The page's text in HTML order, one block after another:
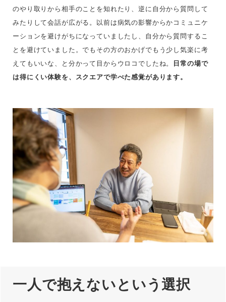
のやり取りから相手のことを知れたり、逆に自分から質問して
みたりして会話が広がる。以前は病気の影響からかコミュニケ
ーションを避けがちになっていましたし、自分から質問するこ
とを避けていました。でもその方のおかげでもう少し気楽に考
えてもいいな、と分かって目からウロコでしたね。
日常の場で
は得にくい体験を、スクエアで学べた感覚があります。
一人で抱えないという選択